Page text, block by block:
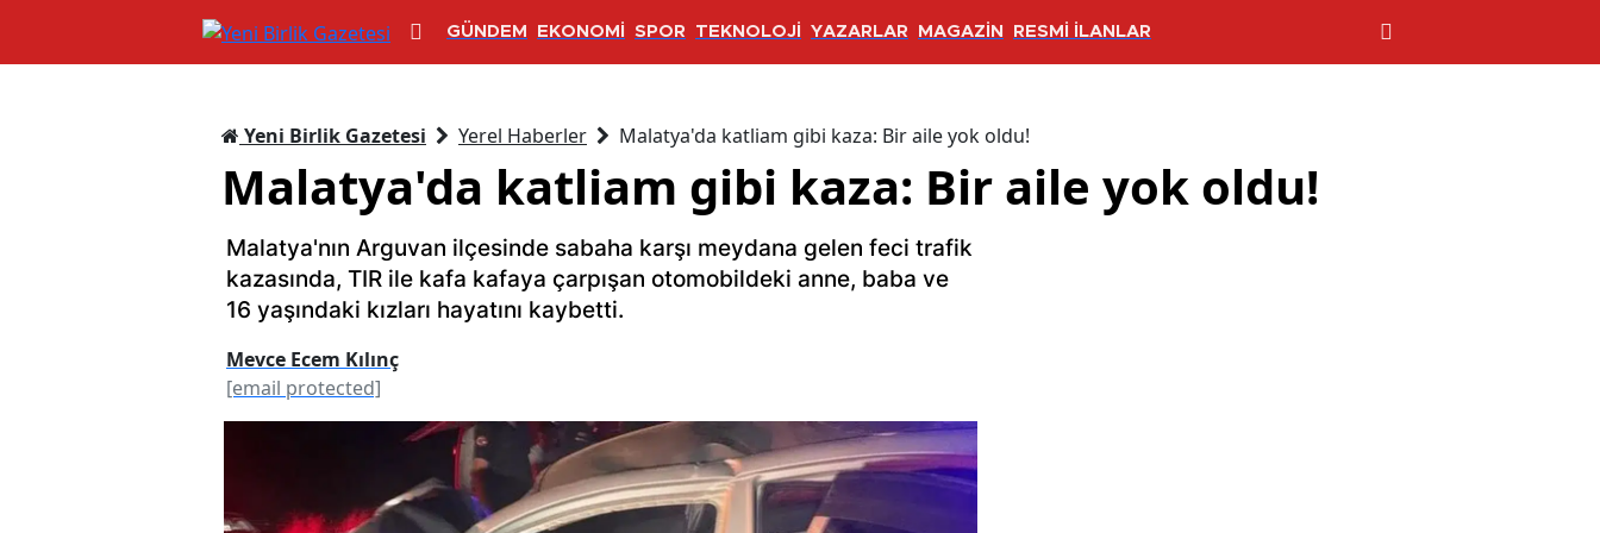
GÜNDEM EKONOMİ SPOR TEKNOLOJİ YAZARLAR MAGAZİN RESMİ İLANLAR
Yeni Birlik Gazetesi Yerel Haberler Malatya'da katliam gibi kaza: Bir aile yok oldu!
Malatya'da katliam gibi kaza: Bir aile yok oldu!
Malatya'nın Arguvan ilçesinde sabaha karşı meydana gelen feci trafik
kazasında, TIR ile kafa kafaya çarpışan otomobildeki anne, baba ve
16 yaşındaki kızları hayatını kaybetti.
Mevce Ecem Kılınç
[email protected]